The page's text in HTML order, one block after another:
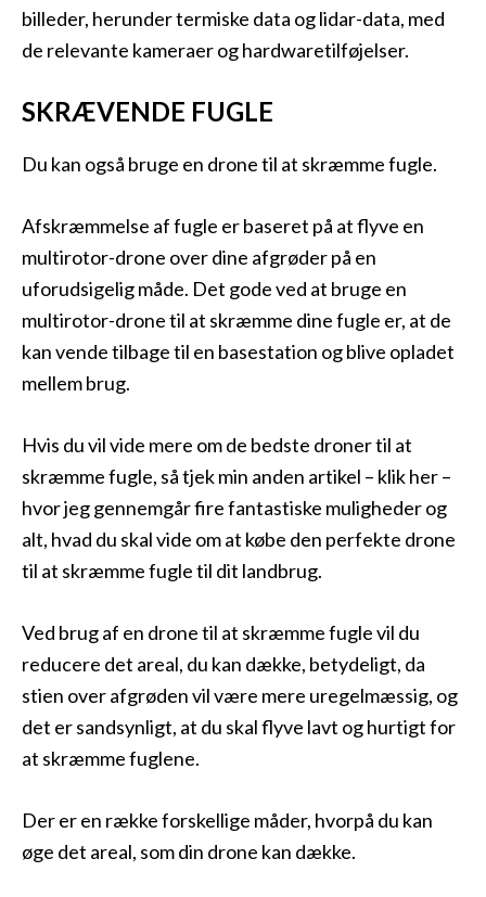
billeder, herunder termiske data og lidar-data, med
de relevante kameraer og hardwaretilføjelser.
SKRÆVENDE FUGLE
Du kan også bruge en drone til at skræmme fugle.
Afskræmmelse af fugle er baseret på at flyve en
multirotor-drone over dine afgrøder på en
uforudsigelig måde. Det gode ved at bruge en
multirotor-drone til at skræmme dine fugle er, at de
kan vende tilbage til en basestation og blive opladet
mellem brug.
Hvis du vil vide mere om de bedste droner til at
skræmme fugle, så tjek min anden artikel – klik her –
hvor jeg gennemgår fire fantastiske muligheder og
alt, hvad du skal vide om at købe den perfekte drone
til at skræmme fugle til dit landbrug.
Ved brug af en drone til at skræmme fugle vil du
reducere det areal, du kan dække, betydeligt, da
stien over afgrøden vil være mere uregelmæssig, og
det er sandsynligt, at du skal flyve lavt og hurtigt for
at skræmme fuglene.
Der er en række forskellige måder, hvorpå du kan
øge det areal, som din drone kan dække.